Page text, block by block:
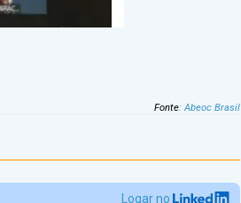
Fonte:Abeoc Brasil
Logar no